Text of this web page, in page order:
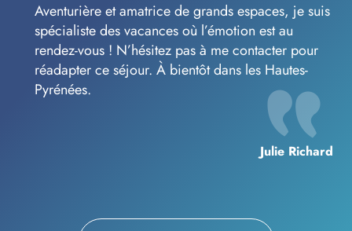
Aventurière et amatrice de grands espaces, je suis
spécialiste des vacances où l’émotion est au
rendez-vous ! N’hésitez pas à me contacter pour
réadapter ce séjour. À bientôt dans les Hautes-
Pyrénées.
Julie Richard